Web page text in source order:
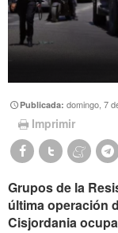
Publicada:domingo, 7
Imprimir
Grupos de la
última operación
Cisjordania